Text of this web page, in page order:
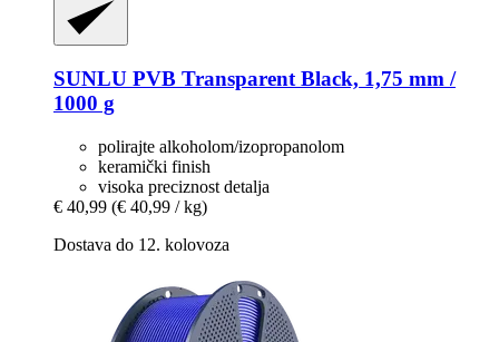
SUNLU PVB Transparent Black, 1,75 mm /
1000 g
polirajte alkoholom/izopropanolom
keramički finish
visoka preciznost detalja
€ 40,99 (€ 40,99 / kg)
Dostava do 12. kolovoza